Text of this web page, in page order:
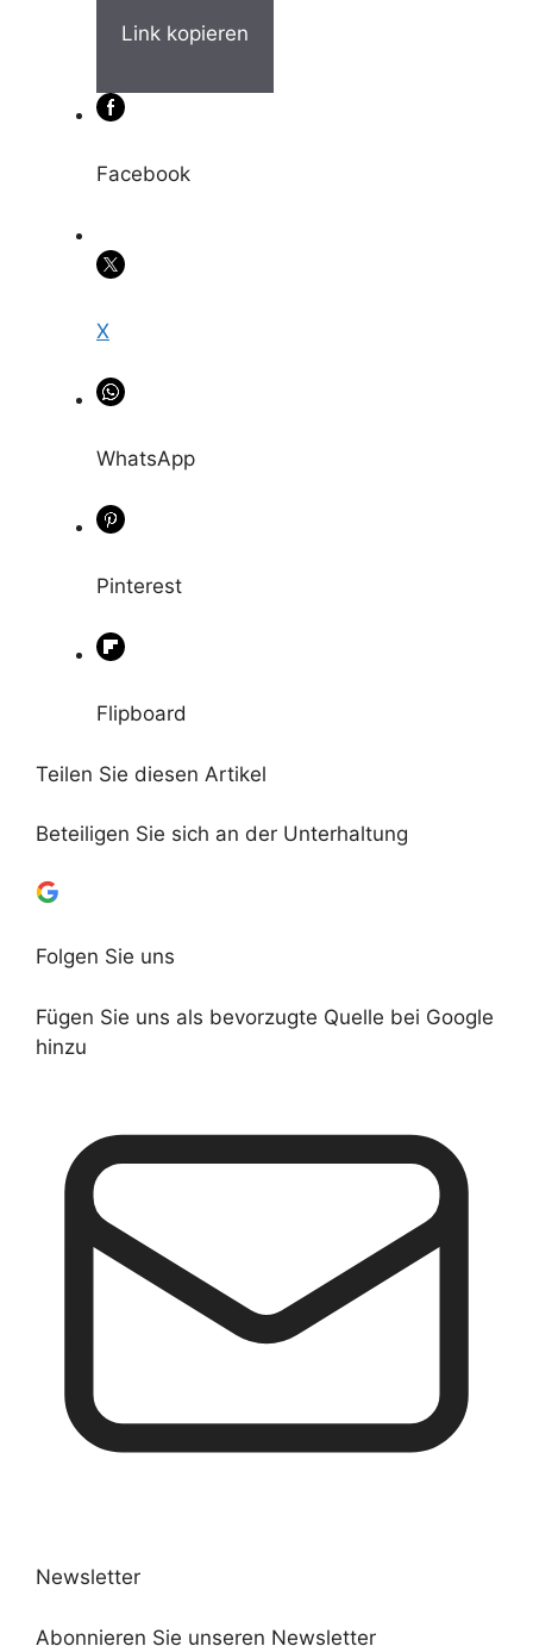
Link kopieren
Facebook
X
WhatsApp
Pinterest
Flipboard
Teilen Sie diesen Artikel
Beteiligen Sie sich an der Unterhaltung
Folgen Sie uns
Fügen Sie uns als bevorzugte Quelle bei Google
hinzu
Newsletter
Abonnieren Sie unseren Newsletter